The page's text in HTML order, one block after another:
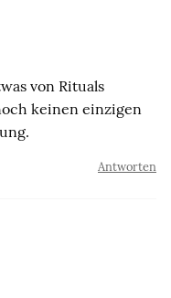
von Rituals
keinen einzigen
Antworten